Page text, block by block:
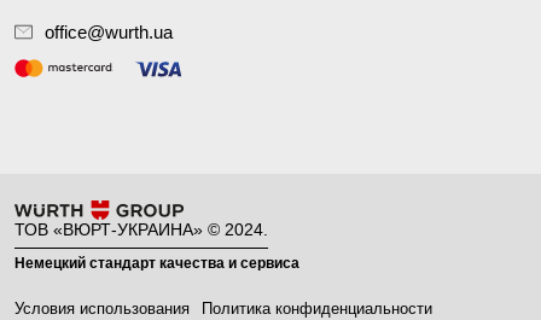
office@wurth.ua
ТОВ «ВЮРТ-УКРАИНА» © 2024.
Немецкий стандарт качества и сервиса
Условия использования Политика конфиденциальности